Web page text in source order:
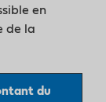
en
de la
du